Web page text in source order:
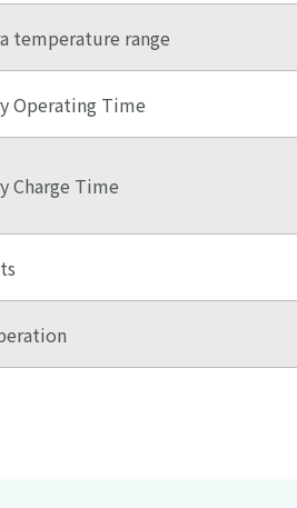
temperature range
Operating Time
Charge Time